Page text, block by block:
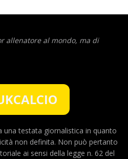
allenatore al mondo, ma di
testata giornalistica in quanto
non definita. Non può pertanto
ai sensi della legge n. 62 del